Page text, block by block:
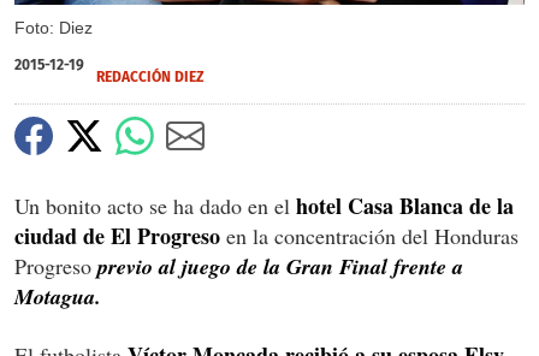
Foto: Diez
2015-12-19
REDACCIÓN DIEZ
Un bonito acto se ha dado en el hotel Casa Blanca de la
ciudad de El Progreso en la concentración del Honduras
Progreso previo al juego de la Gran Final frente a
Motagua.